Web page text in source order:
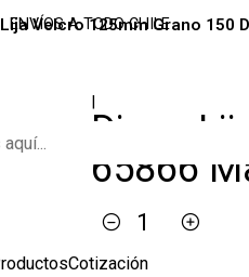
Cotización
ENVÍOS A TODO CHILE
Velcro 125mm Grano 150
|
Disco
65866
Cantidad